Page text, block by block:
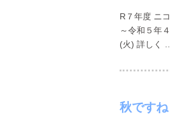
R７年度 ニ
～令和５年
(火) 詳しく …
秋ですね